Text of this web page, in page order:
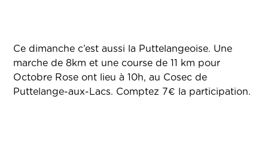
Ce dimanche c’est aussi la Puttelangeoise. Une
marche de 8km et une course de 11 km pour
Octobre Rose ont lieu à 10h, au Cosec de
Puttelange-aux-Lacs. Comptez 7€ la participation.